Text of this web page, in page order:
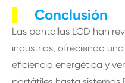
Conclusión
Las pantallas LCD han
industrias, ofreciendo
eficiencia energética y